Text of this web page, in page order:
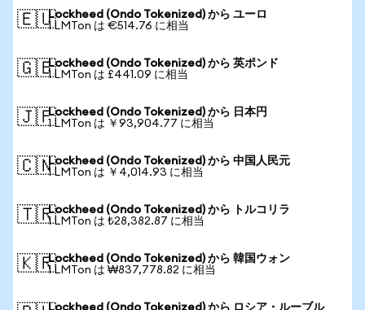
🇪🇺Lockheed (Ondo Tokenized) から ユーロ
1 LMTon は €514.76 に相当
🇬🇧Lockheed (Ondo Tokenized) から 英ポンド
1 LMTon は £441.09 に相当
🇯🇵Lockheed (Ondo Tokenized) から 日本円
1 LMTon は ￥93,904.77 に相当
🇨🇳Lockheed (Ondo Tokenized) から 中国人民元
1 LMTon は ￥4,014.93 に相当
🇹🇷Lockheed (Ondo Tokenized) から トルコリラ
1 LMTon は ₺28,382.87 に相当
🇰🇷Lockheed (Ondo Tokenized) から 韓国ウォン
1 LMTon は ₩837,778.82 に相当
Lockheed (Ondo Tokenized) から ロシア・ルーブル